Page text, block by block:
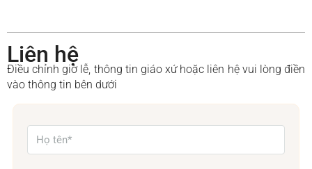
Liên hệ
Điều chỉnh giờ lễ, thông tin giáo xứ hoặc liên hệ vui lòng điền
vào thông tin bên dưới